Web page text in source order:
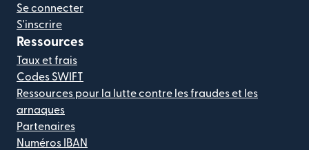
Se connecter
S'inscrire
Ressources
Taux et frais
Codes SWIFT
Ressources pour la lutte contre les fraudes et les
arnaques
Partenaires
Numéros IBAN